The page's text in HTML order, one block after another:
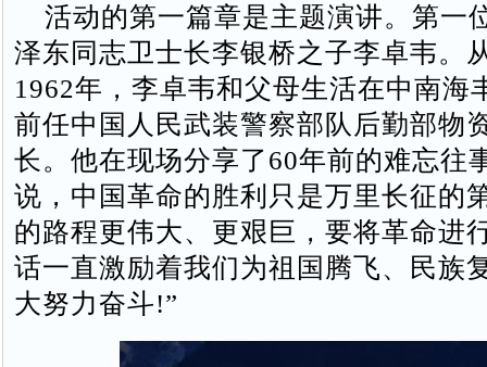
活动的第一篇章是主题演讲。第一
泽东同志卫士长李银桥之子李卓韦。
1962年，李卓韦和父母生活在中南海
前任中国人民武装警察部队后勤部物
长。他在现场分享了60年前的难忘往
说，中国革命的胜利只是万里长征的
的路程更伟大、更艰巨，要将革命进
话一直激励着我们为祖国腾飞、民族
大努力奋斗!”